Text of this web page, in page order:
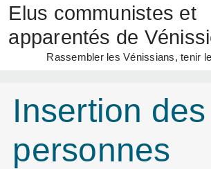
Elus communistes et
apparentés de
Rassembler les Vénissians, tenir
Insertion des
personnes